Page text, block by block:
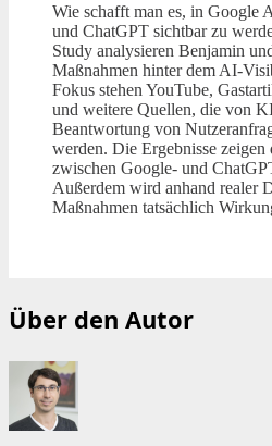
Wie schafft man es, in Google
und ChatGPT sichtbar zu
Study analysieren Benjamin
Maßnahmen hinter dem AI-
Fokus stehen YouTube,
und weitere Quellen, die von
Beantwortung von
werden. Die Ergebnisse
zwischen Google- und
Außerdem wird anhand realer
Maßnahmen tatsächlich
Über den Autor